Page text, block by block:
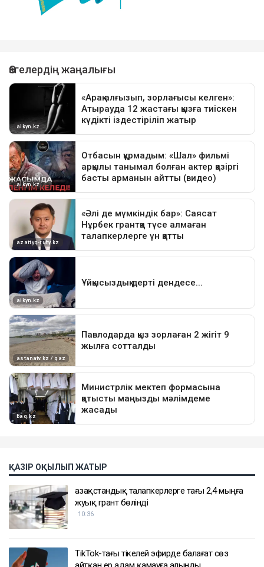
ҚАЗІР ОҚЫЛЫП ЖАТЫР
Қазақстандық талапкерлерге тағы 2,4 мыңға
жуық грант бөлінді
10:36
TikTok-тағы тікелей эфирде балағат сөз